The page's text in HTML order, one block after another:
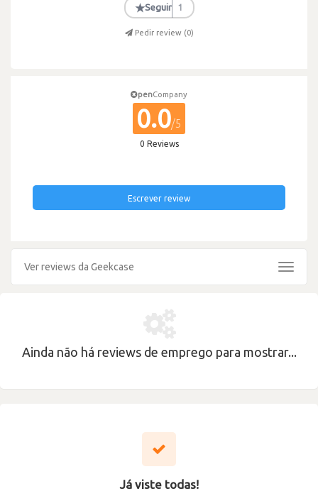
★Seguir 1
Pedir review (0)
penCompany
0.0/5
0 Reviews
Escrever review
Ver reviews da Geekcase
Toggle
Ainda não há reviews de emprego para mostrar...
Já viste todas!